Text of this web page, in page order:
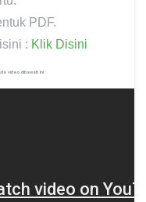
PDF.
: Klik Disini
video dibawah ini :